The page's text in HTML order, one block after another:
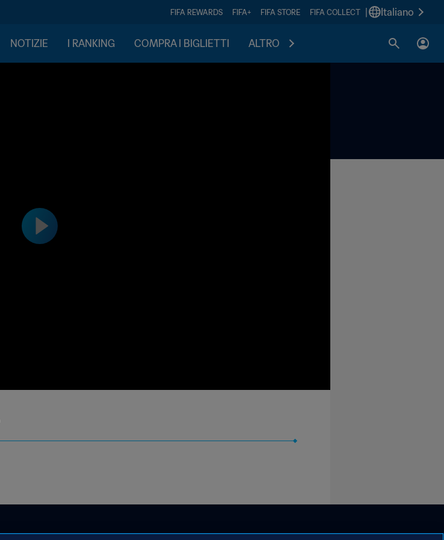
FIFA REWARDS FIFA+ FIFA STORE FIFA COLLECT Italiano
NOTIZIE I RANKING COMPRA I BIGLIETTI ALTRO